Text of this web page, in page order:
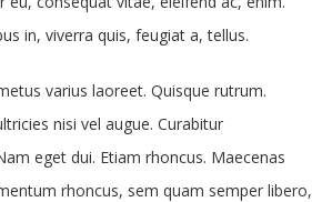
in, viverra quis, feugiat a, tellus.
varius laoreet. Quisque rutrum.
nisi vel augue. Curabitur
eget dui. Etiam rhoncus. Maecenas
rhoncus, sem quam semper libero,